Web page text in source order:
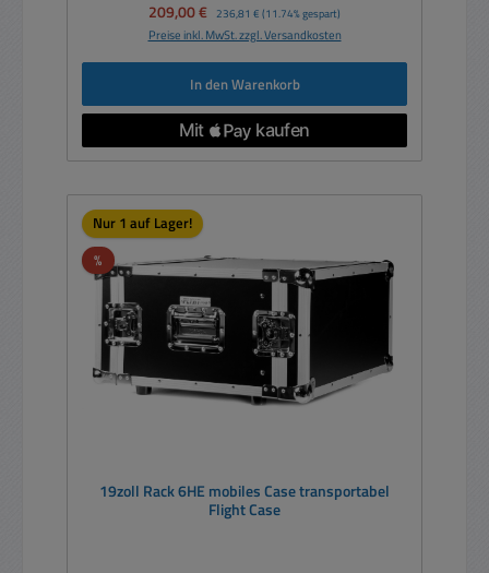
Verkaufspreis:
209,00 € Regulärer Preis:
236,81 € (11.74% gespart)
Preise inkl. MwSt. zzgl. Versandkosten
In den Warenkorb
Nur 1 auf Lager!
%Rabatt
19zoll Rack 6HE mobiles Case transportabel
Flight Case